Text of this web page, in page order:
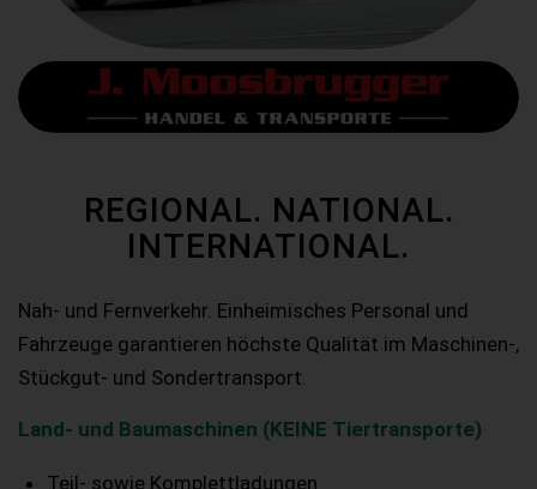
REGIONAL. NATIONAL.
INTERNATIONAL.
Nah- und Fernverkehr. Einheimisches Personal und
Fahrzeuge garantieren höchste Qualität im Maschinen-,
Stückgut- und Sondertransport.
Land- und Baumaschinen (KEINE Tiertransporte)
Teil- sowie Komplettladungen